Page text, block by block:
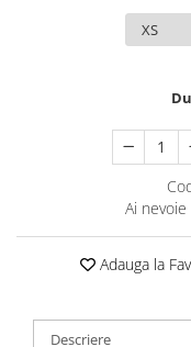
Ai
Adauga la
Descriere